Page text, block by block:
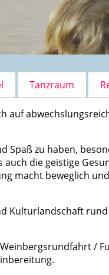
Tanzraum
auf
Spaß zu haben,
die geistige
macht beweglich
Kulturlandschaft
/